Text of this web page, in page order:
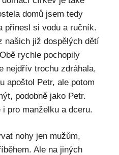
domů jsem tedy
přinesl si vodu a ručník.
našich již dospělých dětí
rychle pochopily
nejdřív trochu zdráhala,
apoštol Petr, ale potom
podobně jako Petr.
pro manželku a dceru.
nohy jen mužům,
Ale na jiných